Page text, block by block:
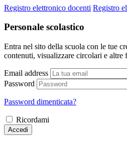
Registro elettronico docenti Registro
Personale scolastico
Entra nel sito della scuola con le tue
contenuti, visualizzare circolari e altre
Email address
Password
Password dimenticata?
Ricordami
Accedi